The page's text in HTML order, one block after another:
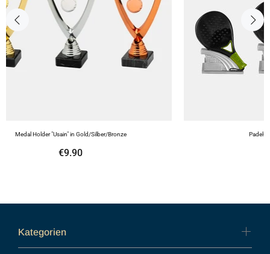
Medal Holder "Usain" in Gold/Silber/Bronze
€9.90
Padel-
Kategorien